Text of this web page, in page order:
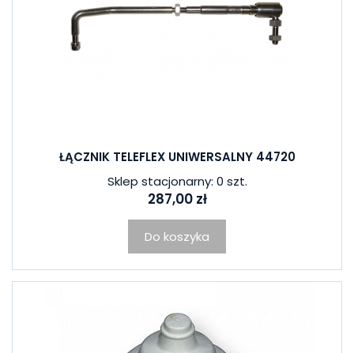
ŁĄCZNIK TELEFLEX UNIWERSALNY 44720
Sklep stacjonarny: 0 szt.
287,00 zł
Do koszyka